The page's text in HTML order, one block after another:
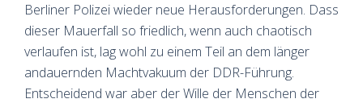
Berliner Polizei wieder neue Herausforderungen. Dass
dieser Mauerfall so friedlich, wenn auch chaotisch
verlaufen ist, lag wohl zu einem Teil an dem länger
andauernden Machtvakuum der DDR-Führung.
Entscheidend war aber der Wille der Menschen der